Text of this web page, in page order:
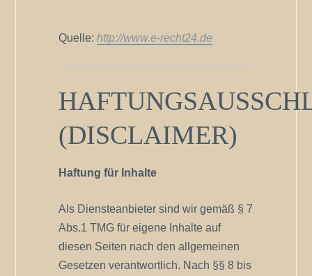
Quelle: http://www.e-recht24.de
(DISCLAIMER)
Haftung für Inhalte
Als Diensteanbieter sind wir gemäß § 7
Abs.1 TMG für eigene Inhalte auf
diesen Seiten nach den allgemeinen
Gesetzen verantwortlich. Nach §§ 8 bis